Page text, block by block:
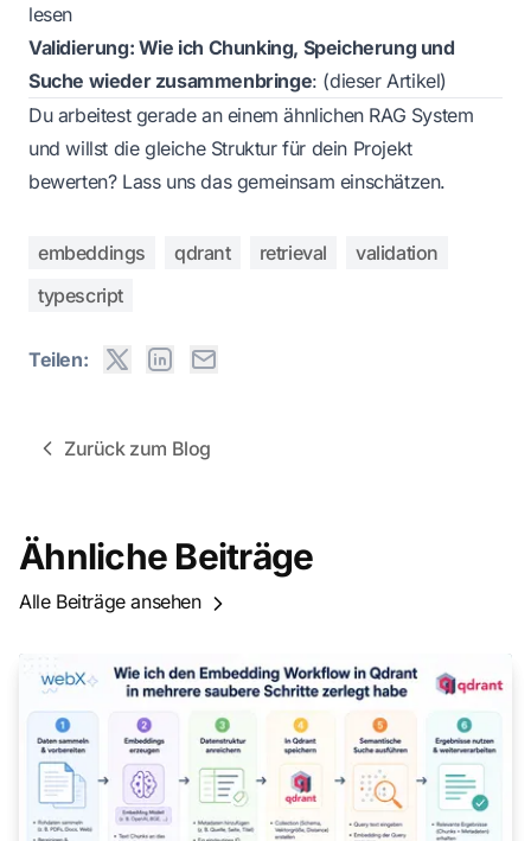
lesen
Validierung: Wie ich Chunking, Speicherung und
Suche wieder zusammenbringe: (dieser Artikel)
Du arbeitest gerade an einem ähnlichen RAG System
und willst die gleiche Struktur für dein Projekt
bewerten? Lass uns das gemeinsam einschätzen.
embeddings qdrant retrieval
validation
typescript
Teilen:
Zurück zum Blog
Ähnliche Beiträge
Alle Beiträge ansehen